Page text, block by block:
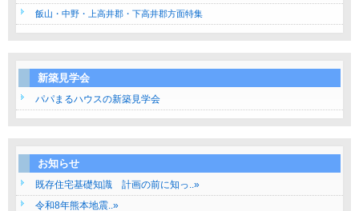
飯山・中野・上高井郡・下高井郡方面特集
新築見学会
パパまるハウスの新築見学会
お知らせ
既存住宅基礎知識 計画の前に知っ..»
令和8年熊本地震..»